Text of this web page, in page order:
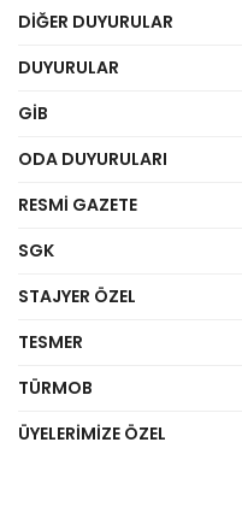
DIĞER DUYURULAR
DUYURULAR
GİB
ODA DUYURULARI
RESMI GAZETE
SGK
STAJYER ÖZEL
TESMER
TÜRMOB
ÜYELERIMIZE ÖZEL